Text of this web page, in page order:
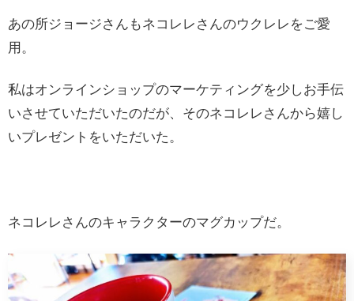
あの所ジョージさんもネコレレさんのウクレレをご愛
用。
私はオンラインショップのマーケティングを少しお手伝
いさせていただいたのだが、そのネコレレさんから嬉し
いプレゼントをいただいた。
ネコレレさんのキャラクターのマグカップだ。